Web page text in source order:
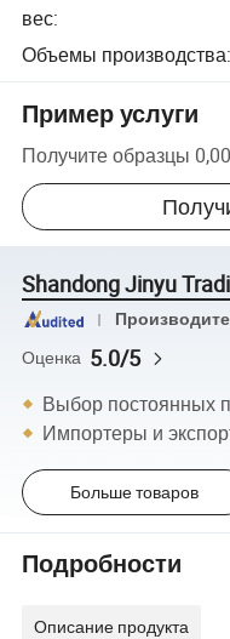
вес:
Объемы производства:
Пример услуги
Получите образцы
Shandong Jinyu
Оценка 5.0/5
Выбор постоянных
Импортеры и
Больше товаров
Подробности
Описание продукта